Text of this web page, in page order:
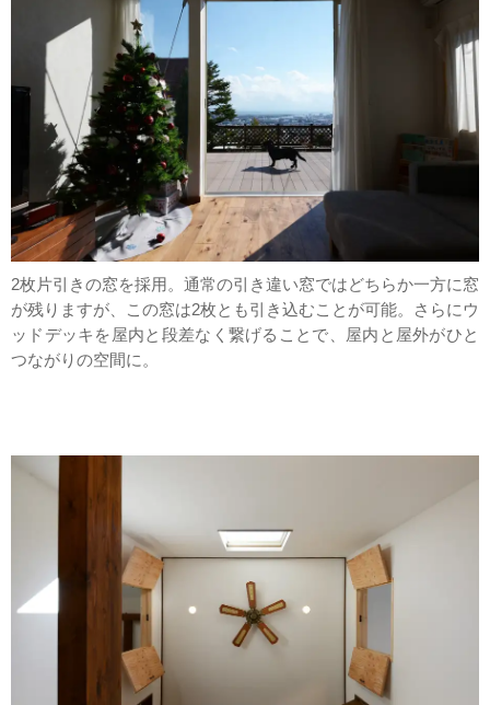
2枚片引きの窓を採用。通常の引き違い窓ではどちらか一方に窓
が残りますが、この窓は2枚とも引き込むことが可能。さらにウ
ッドデッキを屋内と段差なく繋げることで、屋内と屋外がひと
つながりの空間に。